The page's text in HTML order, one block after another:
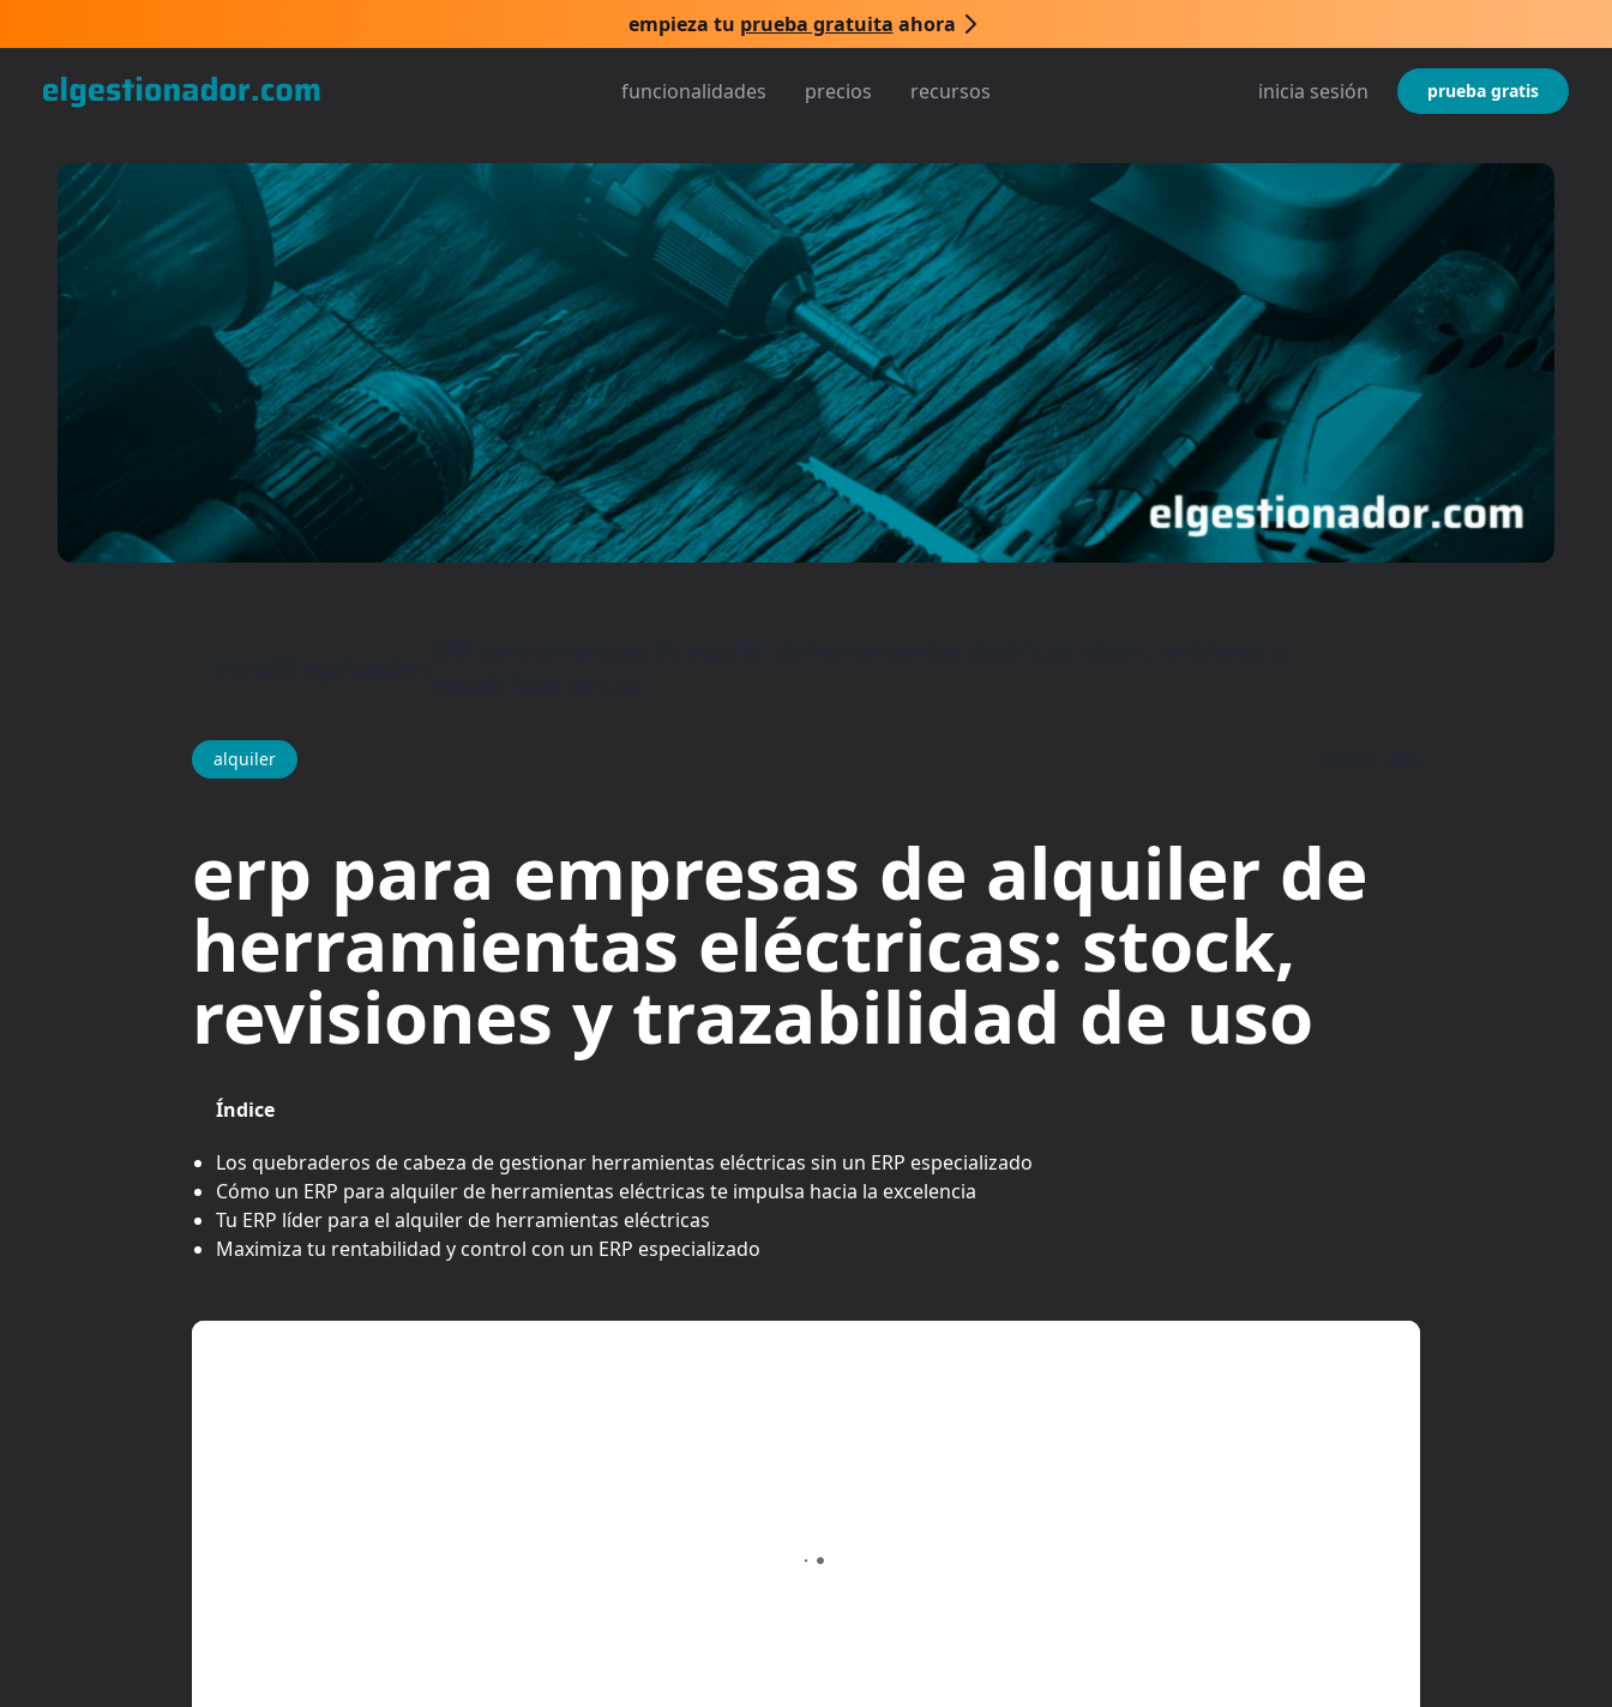
empieza tu prueba gratuita ahora
funcionalidades precios recursos inicia sesión prueba gratis
alquiler
erp para empresas de alquiler de
herramientas eléctricas: stock,
revisiones y trazabilidad de uso
Índice
Los quebraderos de cabeza de gestionar herramientas eléctricas sin un ERP especializado
Cómo un ERP para alquiler de herramientas eléctricas te impulsa hacia la excelencia
Tu ERP líder para el alquiler de herramientas eléctricas
Maximiza tu rentabilidad y control con un ERP especializado